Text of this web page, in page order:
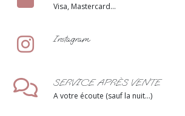
Visa, Mastercard...
Instagram
SERVICE APRÈS VENTE
A votre écoute (sauf la nuit...)